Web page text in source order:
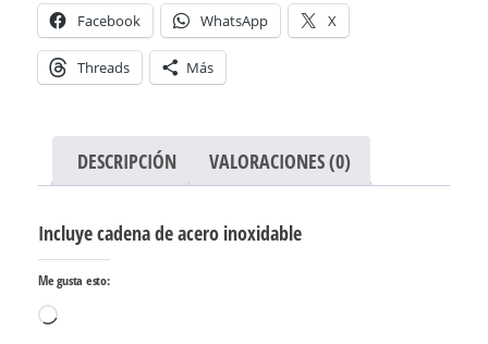
Facebook WhatsApp X
Threads Más
DESCRIPCIÓN VALORACIONES (0)
Incluye cadena de acero inoxidable
Me gusta esto:
Cargando...